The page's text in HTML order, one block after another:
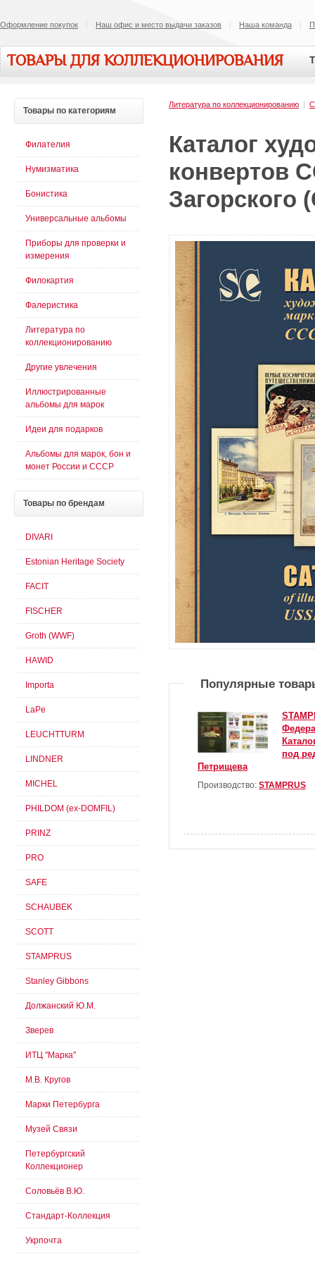
Оформление покупок Наш офис и место выдачи заказов Наша команда
ТОВАРЫ ДЛЯ КОЛЛЕКЦИОНИРОВАНИЯ
Литература по коллекционированию |
Каталог
конвертов
Загорского
Популярные
под
Петрищева
Производство: STAMPRUS
Товары по категориям
Филателия
Нумизматика
Бонистика
Универсальные альбомы
Приборы для проверки и
измерения
Филокартия
Фалеристика
Литература по
коллекционированию
Другие увлечения
Иллюстрированные
альбомы для марок
Идеи для подарков
Альбомы для марок, бон и
монет России и СССР
Товары по брендам
DIVARI
Estonian Heritage Society
FACIT
FISCHER
Groth (WWF)
HAWID
Importa
LaPe
LEUCHTTURM
LINDNER
MICHEL
PHILDOM (ex-DOMFIL)
PRINZ
PRO
SAFE
SCHAUBEK
SCOTT
STAMPRUS
Stanley Gibbons
Должанский Ю.М.
Зверев
ИТЦ "Марка"
М.В. Кругов
Марки Петербурга
Музей Связи
Петербургский
Коллекционер
Соловьёв В.Ю.
Стандарт-Коллекция
Укрпочта